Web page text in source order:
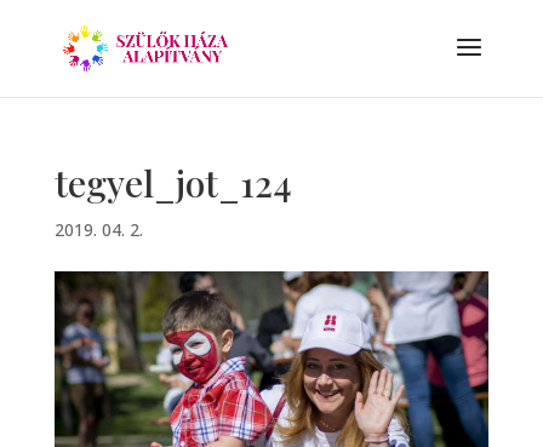
tegyel_jot_124
2019. 04. 2.